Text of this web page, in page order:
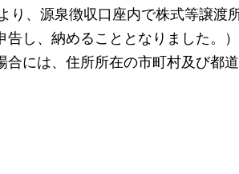
り、源泉徴収口座内で株式等譲渡
し、納めることとなりました。）
には、住所所在の市町村及び都